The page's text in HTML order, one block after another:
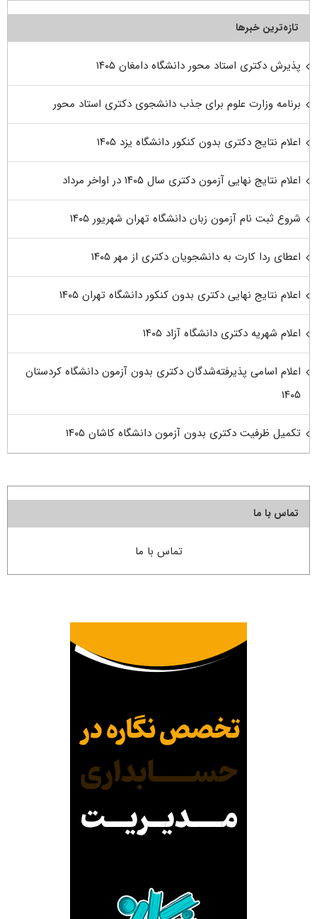
تازه‌ترین خبرها
پذیرش دکتری استاد محور دانشگاه دامغان ۱۴۰۵
برنامه وزارت علوم برای جذب دانشجوی دکتری استاد محور
اعلام نتایج دکتری بدون کنکور دانشگاه یزد ۱۴۰۵
اعلام نتایج نهایی آزمون دکتری سال ۱۴۰۵ در اواخر مرداد
شروع ثبت نام آزمون زبان دانشگاه تهران شهریور ۱۴۰۵
اعطای ردا کارت به دانشجویان دکتری از مهر ۱۴۰۵
اعلام نتایج نهایی دکتری بدون کنکور دانشگاه تهران ۱۴۰۵
اعلام شهریه دکتری دانشگاه آزاد ۱۴۰۵
اعلام اسامی پذیرفته‌شدگان دکتری بدون آزمون دانشگاه کردستان
۱۴۰۵
تکمیل ظرفیت دکتری بدون آزمون دانشگاه کاشان ۱۴۰۵
تماس با ما
تماس با ما